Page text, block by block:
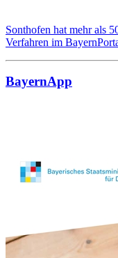
Sonthofen hat mehr als
Verfahren im
BayernApp